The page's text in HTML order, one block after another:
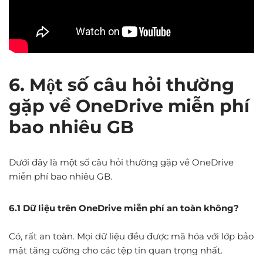
6. Một số câu hỏi thường
gặp về OneDrive miễn phí
bao nhiêu GB
Dưới đây là một số câu hỏi thường gặp về OneDrive
miễn phí bao nhiêu GB.
6.1 Dữ liệu trên OneDrive miễn phí an toàn không?
Có, rất an toàn. Mọi dữ liệu đều được mã hóa với lớp bảo
mật tăng cường cho các tệp tin quan trọng nhất.